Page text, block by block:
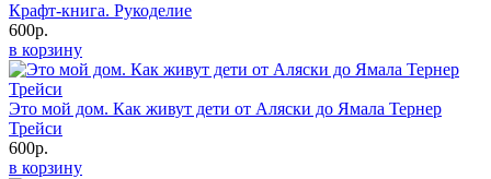
Крафт-книга. Рукоделие
600р.
в корзину
Это мой дом. Как живут дети от Аляски до Ямала Тернер
Трейси
600р.
в корзину